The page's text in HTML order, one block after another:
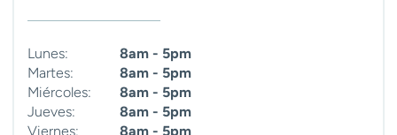
Lunes:
8am - 5pm
Martes:
8am - 5pm
Miércoles:
8am - 5pm
Jueves:
8am - 5pm
Viernes:
8am - 5pm